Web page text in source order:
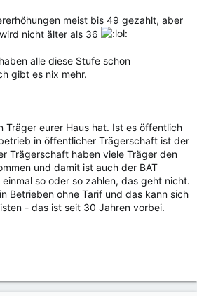
meist bis 49 gezahlt, aber
nicht älter als 36
alle diese Stufe schon
gibt es nix mehr.
Träger eurer Haus hat. Ist es öffentlich
in öffentlicher Trägerschaft ist der
Trägerschaft haben viele Träger den
und damit ist auch der BAT
so oder so zahlen, das geht nicht.
Betrieben ohne Tarif und das kann sich
- das ist seit 30 Jahren vorbei.